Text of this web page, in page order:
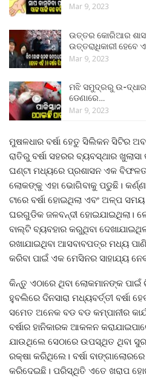
Mar 9, 2023
ଉତ୍ତର କୋରିଆର
ଉତ୍ତରାଧିକାରୀ ହେବେ
Mar 9, 2023
ମଝି ସମୁଦ୍ରରୁ ଉ-ଦ୍ଧାର
ଡେଣାରେ…
Mar 9, 2023
ମୁଷଳଧାର ବର୍ଷା ହେତୁ ସିଲିକନ ସିଟିର
ରାତିରୁ ବର୍ଷା ସହରର ବ୍ୟବସ୍ଥାର
ଘଣ୍ଟା ମଧ୍ୟରେ ପ୍ରଶାସନ ଏକ
ଲୋକଙ୍କୁ ଏହା ଭୋଗିବାକୁ ପଡୁଛି।
ଟାରେ ବର୍ଷା ହୋଇଥିଲା ଏବଂ ଅଳ୍ପ
ଘରଗୁଡିକ ଜଳବନ୍ଦୀ ହୋଇଯାଇଥିଲା।
ବାଲ୍ଟି ବ୍ୟବହାର କରୁଥିବା
ରଖାଯାଇଥିବା ଆସବାବପତ୍ର ମଧ୍ୟ
କରିବା ପାଇଁ ଏକ ମେସିନର ସାହାଯ୍ୟ
କିନ୍ତୁ ଏଠାରେ ଥିବା ଲୋକମାନଙ୍କ
ହୁବଲିରେ ଦିନସାରା ମଧ୍ୟବର୍ତ୍ତୀ ବର୍ଷା
ସମେତ ଅନେକ ବଡ ବଡ କମ୍ପାନୀର
ବର୍ଷାର ହାନିକାରକ ଆକଳନ
ଯାଉଥିଲେ ସେଠାରେ ଉପସ୍ଥିତ ଥିବା
ରକ୍ଷା କରିଥିଲେ। ବର୍ଷା
କରିଦେଇଛି। ପରିସ୍ଥିତି ଏତେ ଖରାପ